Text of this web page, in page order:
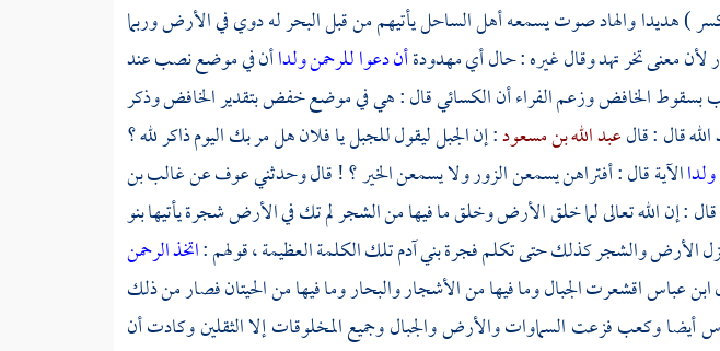
) هديدا والهاد صوت يسمعه أهل الساحل يأتيهم من قبل البحر له دوي في الأرض وربما
معنى تخر تهد وقال غيره : حال أي مهدودةأن دعوا للرحمن ولداأن في موضع نصب عند
بسقوط الخافض وزعمالفراءأنالكسائيقال : هي في موضع خفض بتقدير الخافض وذكر
قال : قالعبد الله بن مسعود: إن الجبل ليقول للجبل يا فلان هل مر بك اليوم ذاكر لله ؟
الآية قال : أفتراهن يسمعن الزور ولا يسمعن الخير ؟ ! قال وحدثنيعوفعنغالب بن
قال : إن الله تعالى لما خلق الأرض وخلق ما فيها من الشجر لم تك في الأرض شجرة يأتيها بنو
تزل الأرض والشجر كذلك حتى تكلم فجرة بني آدم تلك الكلمة العظيمة ، قولهم :اتخذ الرحمن
عباس اقشعرت الجبال وما فيها من الأشجار والبحار وما فيها من الحيتان فصار من ذلك
أيضاوكعبفزعت السماوات والأرض والجبال وجميع المخلوقات إلا الثقلين وكادت أن